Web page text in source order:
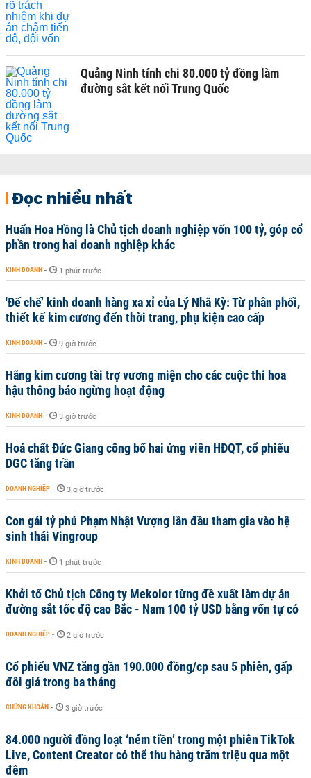
Quảng Ninh tính chi 80.000 tỷ đồng làm
đường sắt kết nối Trung Quốc
Đọc nhiều nhất
Huấn Hoa Hồng là Chủ tịch doanh nghiệp vốn 100 tỷ, góp cổ
phần trong hai doanh nghiệp khác
KINH DOANH - 1 phút trước
'Đế chế’ kinh doanh hàng xa xỉ của Lý Nhã Kỳ: Từ phân phối,
thiết kế kim cương đến thời trang, phụ kiện cao cấp
KINH DOANH - 9 giờ trước
Hãng kim cương tài trợ vương miện cho các cuộc thi hoa
hậu thông báo ngừng hoạt động
KINH DOANH - 3 giờ trước
Hoá chất Đức Giang công bố hai ứng viên HĐQT, cổ phiếu
DGC tăng trần
DOANH NGHIỆP - 3 giờ trước
Con gái tỷ phú Phạm Nhật Vượng lần đầu tham gia vào hệ
sinh thái Vingroup
KINH DOANH - 1 phút trước
Khởi tố Chủ tịch Công ty Mekolor từng đề xuất làm dự án
đường sắt tốc độ cao Bắc - Nam 100 tỷ USD bằng vốn tự có
DOANH NGHIỆP - 2 giờ trước
Cổ phiếu VNZ tăng gần 190.000 đồng/cp sau 5 phiên, gấp
đôi giá trong ba tháng
CHỨNG KHOÁN - 3 giờ trước
84.000 người đồng loạt ‘ném tiền’ trong một phiên TikTok
Live, Content Creator có thể thu hàng trăm triệu qua một
đêm